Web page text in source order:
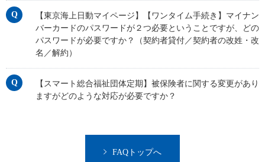
【東京海上日動マイページ】【ワンタイム手続き】マイナン
バーカードのパスワードが２つ必要ということですが、どの
パスワードが必要ですか？（契約者貸付／契約者の改姓・改
名／解約）
【スマート総合福祉団体定期】被保険者に関する変更があり
ますがどのような対応が必要ですか？
FAQトップへ